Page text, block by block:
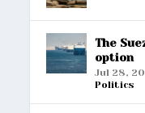
The
option
Jul 28,
Politics